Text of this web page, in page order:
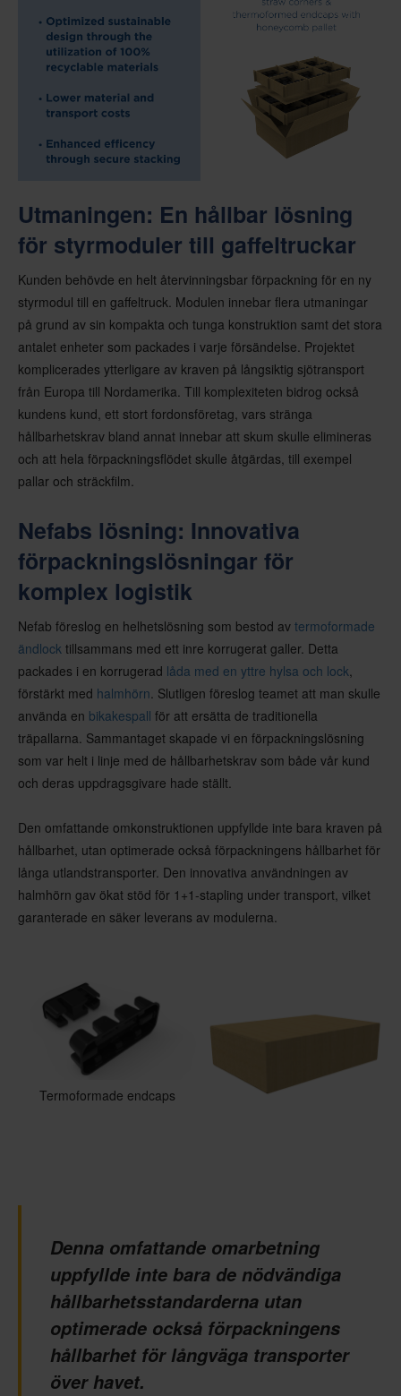
Utmaningen: En hållbar lösning
för styrmoduler till gaffeltruckar
Kunden behövde en helt återvinningsbar förpackning för en ny
styrmodul till en gaffeltruck. Modulen innebar flera utmaningar
på grund av sin kompakta och tunga konstruktion samt det stora
antalet enheter som packades i varje försändelse. Projektet
komplicerades ytterligare av kraven på långsiktig sjötransport
från Europa till Nordamerika. Till komplexiteten bidrog också
kundens kund, ett stort fordonsföretag, vars stränga
hållbarhetskrav bland annat innebar att skum skulle elimineras
och att hela förpackningsflödet skulle åtgärdas, till exempel
pallar och sträckfilm.
Nefabs lösning: Innovativa
förpackningslösningar för
komplex logistik
Nefab föreslog en helhetslösning som bestod av termoformade
ändlock tillsammans med ett inre korrugerat galler. Detta
packades i en korrugerad låda med en yttre hylsa och lock
förstärkt med halmhörn . Slutligen föreslog teamet att man skulle
använda en bikakespall för att ersätta de traditionella
träpallarna. Sammantaget skapade vi en förpackningslösning
som var helt i linje med de hållbarhetskrav som både vår kund
och deras uppdragsgivare hade ställt.
Den omfattande omkonstruktionen uppfyllde inte bara kraven på
hållbarhet, utan optimerade också förpackningens hållbarhet för
långa utlandstransporter. Den innovativa användningen av
halmhörn gav ökat stöd för 1+1-stapling under transport, vilket
garanterade en säker leverans av modulerna.
Termoformade endcaps
Denna omfattande omarbetning
uppfyllde inte bara de nödvändiga
hållbarhetsstandarderna utan
optimerade också förpackningens
hållbarhet för långväga transporter
över havet.